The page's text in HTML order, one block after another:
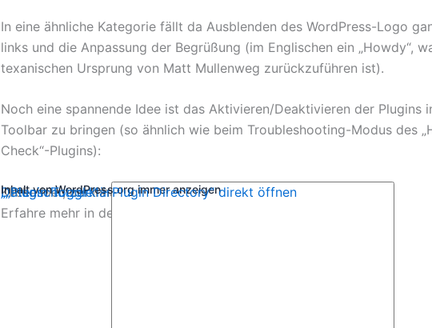
In eine ähnliche Kategorie fällt da Ausblenden des WordPress-Logo
links und die Anpassung der Begrüßung (im Englischen ein „Howdy“,
texanischen Ursprung von Matt Mullenweg zurückzuführen ist).
Noch eine spannende Idee ist das Aktivieren/Deaktivieren der Plugins
Toolbar zu bringen (so ähnlich wie beim Troubleshooting-Modus des
Check“-Plugins):
Klicke hier, um Inhalte von WordPress.org anzuzeigen.
Erfahre mehr in der
Datenschutzerklärung von WordPress.org
Inhalt von WordPress.org immer anzeigen
„„Plugin Toggle“ – Plugin Directory“ direkt öffnen